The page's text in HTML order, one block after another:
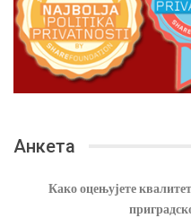
Анкета
Како оцењујете